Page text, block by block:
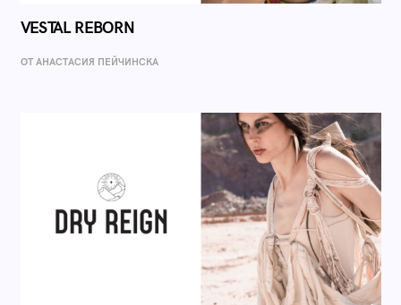
VESTAL REBORN
ОТ AНАСТАСИЯ ПЕЙЧИНСКА